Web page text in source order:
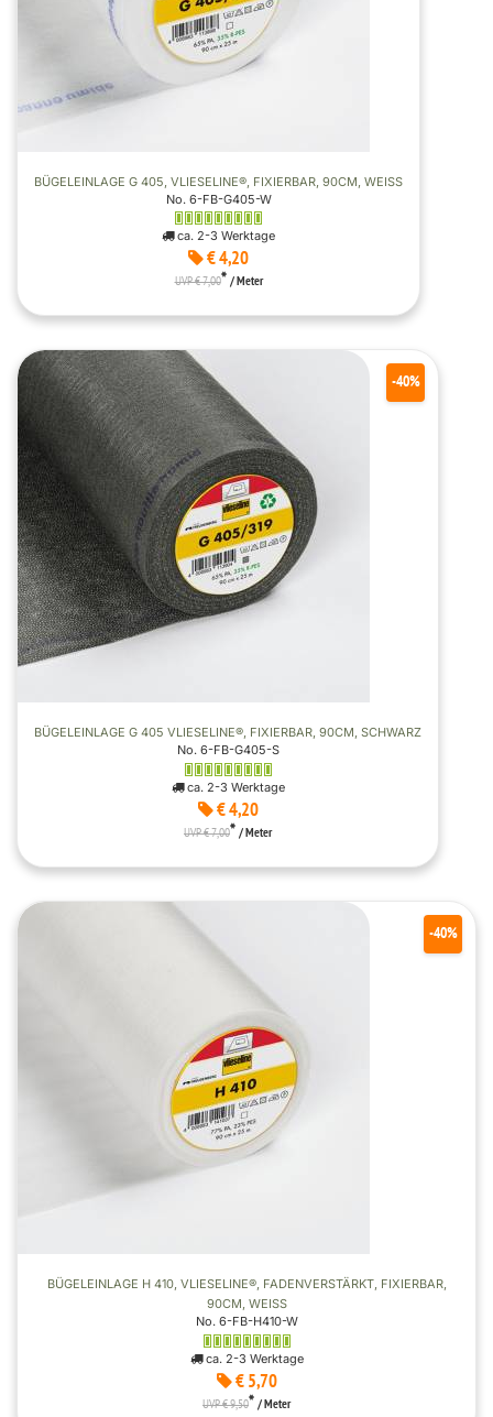
BÜGELEINLAGE G 405, VLIESELINE®, FIXIERBAR, 90CM, WEISS
No. 6-FB-G405-W
ca. 2-3 Werktage
€ 4,20
UVP € 7,00* / Meter
BÜGELEINLAGE G 405 VLIESELINE®, FIXIERBAR, 90CM, SCHWARZ
No. 6-FB-G405-S
ca. 2-3 Werktage
€ 4,20
-40%
UVP € 7,00* / Meter
BÜGELEINLAGE H 410, VLIESELINE®, FADENVERSTÄRKT, FIXIERBAR,
90CM, WEISS
No. 6-FB-H410-W
ca. 2-3 Werktage
€ 5,70
-40%
UVP € 9,50* / Meter